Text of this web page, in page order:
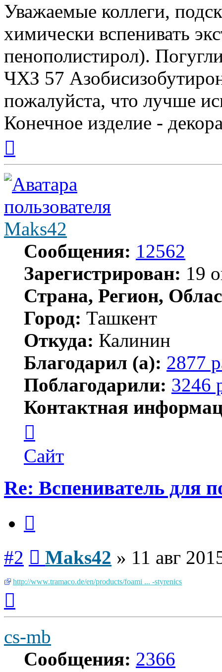
Уважаемые коллеги,
химически вспенивать
пенополистирол).
ЧХЗ 57
пожалуйста, что лучше
Конечное изделие -
началу
Maks42
Сообщения: 12562
Зарегистрирован: 19
Страна, Регион,
Город: Ташкент
Откуда: Калинин
Благодарил (а): 2877
Поблагодарили: 3246
Контактная
пользователя
Maks42
Сайт
Re: Вспениватель для
#2 Maks42 » 11 авг
http://www.tramaco.de/en/products/foami ... -styrenics
началу
cs-mb
Сообщения: 2366